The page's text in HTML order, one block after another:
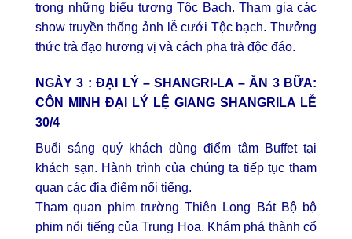
trong những biểu tượng Tộc Bạch. Tham gia các
show truyền thống ảnh lễ cưới Tộc bạch. Thưởng
thức trà đạo hương vị và cách pha trà độc đáo.
NGÀY 3 : ĐẠI LÝ – SHANGRI-LA – ĂN 3 BỮA:
CÔN MINH ĐẠI LÝ LỆ GIANG SHANGRILA LỄ
30/4
Buổi sáng quý khách dùng điểm tâm Buffet tại
khách sạn. Hành trình của chúng ta tiếp tục tham
quan các địa điểm nổi tiếng.
Tham quan phim trường Thiên Long Bát Bộ bộ
phim nổi tiếng của Trung Hoa. Khám phá thành cổ